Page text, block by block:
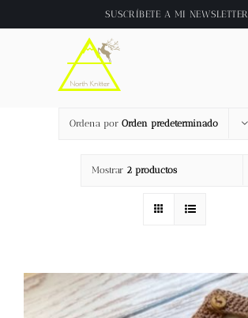
al
SUSCRÍBETE A MI NEWSLETTER
Inicio
About
Tienda
Videos
Ordena por Orden predeterminado
Mostrar 2 productos